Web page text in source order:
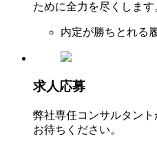
ために全力を尽くします
内定が勝ちとれる
求人応募
弊社専任コンサルタン
お待ちください。